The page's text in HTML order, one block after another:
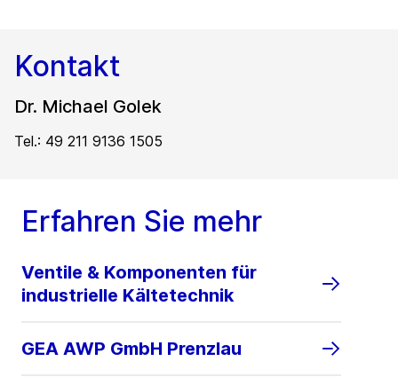
Kontakt
Dr. Michael Golek
Tel.: 49 211 9136 1505
Erfahren Sie mehr
Ventile & Komponenten für
industrielle Kältetechnik
GEA AWP GmbH Prenzlau